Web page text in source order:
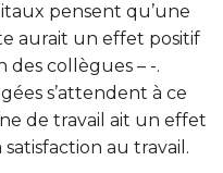
pensent qu’une
aurait un effet positif
des collègues – -.
s’attendent à ce
de travail ait un effet
au travail.